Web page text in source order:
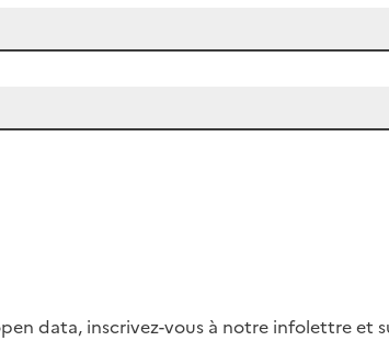
data, inscrivez-vous à notre infolettre et